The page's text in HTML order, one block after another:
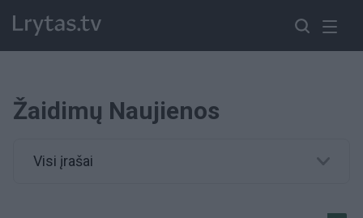
Žaidimų Naujienos
Visi įrašai